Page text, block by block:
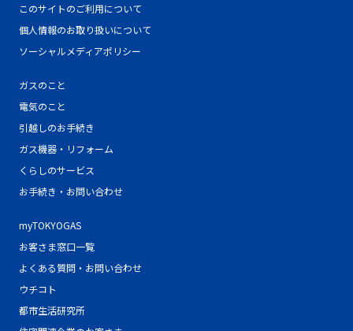
このサイトのご利用について
個人情報のお取り扱いについて
ソーシャルメディアポリシー
ガスのこと
電気のこと
引越しのお手続き
ガス機器・リフォーム
くらしのサービス
お手続き・お問い合わせ
myTOKYOGAS
お客さま窓口一覧
よくある質問・お問い合わせ
ウチコト
都市生活研究所